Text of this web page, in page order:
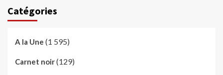
Catégories
A la Une (1 595)
Carnet noir(129)